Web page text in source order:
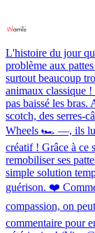
L'histoire du jour
problème aux
surtout beaucoup
animaux classique !
pas baissé les
scotch, des serres-
Wheels 🏎️ —, ils lui
créatif ! Grâce à ce
remobiliser ses
simple solution
guérison. ❤️
compassion, on
commentaire pour